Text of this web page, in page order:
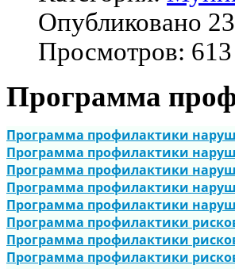
Опубликовано
Просмотров: 613
Программа
Программа профилактики
Программа профилактики
Программа профилактики
Программа профилактики
Программа профилактики
Программа профилактики
Программа профилактики
Программа профилактики